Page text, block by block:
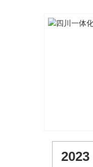
2023